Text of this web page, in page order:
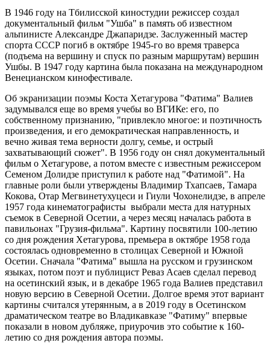
В 1946 году на Тбилисской киностудии режиссер создал
документальный фильм "Ушба" в память об известном
альпинисте Александре Джапаридзе. Заслуженный мастер
спорта СССР погиб в октябре 1945-го во время траверса
(подъема на вершину и спуск по разным маршрутам) вершин
Ушбы. В 1947 году картина была показана на международном
Венецианском кинофестивале.
Об экранизации поэмы Коста Хетагурова "Фатима" Валиев
задумывался еще во время учебы во ВГИКе: его, по
собственному признанию, "привлекло многое: и поэтичность
произведения, и его демократическая направленность, и
вечно живая тема верности долгу, семье, и острый
захватывающий сюжет". В 1956 году он снял документальный
фильм о Хетагурове, а потом вместе с известным режиссером
Семеном Долидзе приступил к работе над "Фатимой". На
главные роли были утверждены Владимир Тхапсаев, Тамара
Кокова, Отар Мегвинетухуцеси и Гиули Чохонелидзе, в апреле
1957 года кинематографисты выбрали места для натурных
съемок в Северной Осетии, а через месяц началась работа в
павильонах "Грузия-фильма". Картину посвятили 100-летию
со дня рождения Хетагурова, премьера в октябре 1958 года
состоялась одновременно в столицах Северной и Южной
Осетии. Сначала "Фатима" вышла на русском и грузинском
языках, потом поэт и публицист Реваз Асаев сделал перевод
на осетинский язык, и в декабре 1965 года Валиев представил
новую версию в Северной Осетии. Долгое время этот вариант
картины считался утерянным, а в 2019 году в Осетинском
драматическом театре во Владикавказе "Фатиму" впервые
показали в новом дубляже, приурочив это событие к 160-
летию со дня рождения автора поэмы.